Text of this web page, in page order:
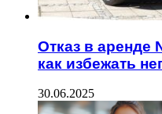
Отказ в аренде
как избежать
30.06.2025